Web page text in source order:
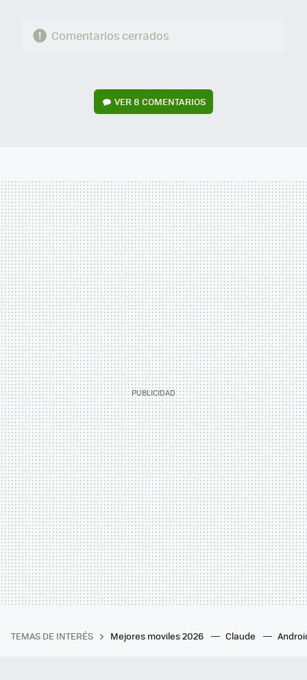
Comentarios cerrados
VER8 COMENTARIOS
TEMAS DE INTERÉS Mejores moviles 2026 Claude